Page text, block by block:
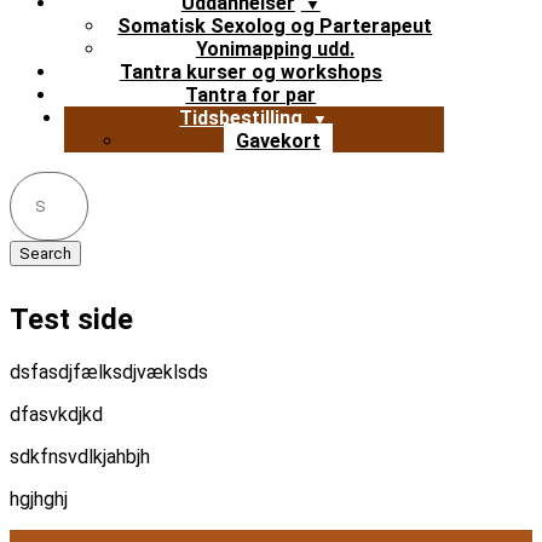
Somatisk Sexolog og Parterapeut
Yonimapping udd.
Tantra kurser og workshops
Tantra for par
Tidsbestilling
Gavekort
Search
for:
Test side
dsfasdjfælksdjvæklsds
dfasvkdjkd
sdkfnsvdlkjahbjh
hgjhghj